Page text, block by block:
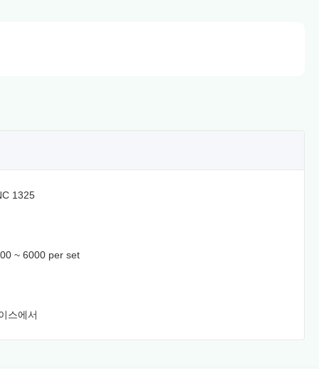
1325
~ 6000 per set
스에서